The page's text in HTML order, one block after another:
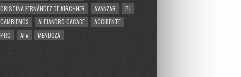
CRISTINA FERNÁNDEZ DE KIRCHNER
AVANZAR
PJ
CAMBIEMOS
ALEJANDRO CACACE
ACCIDENTE
PRO
AFA MENDOZA